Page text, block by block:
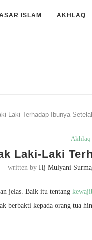
ISLAM AKHLAQ
Laki Terhadap Ibunya
Akhlaq
Laki-Laki
written by Hj Mulyani
jelas. Baik itu tentang
berbakti kepada orang tua